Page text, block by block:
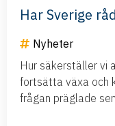
Har Sverige
Nyheter
Hur säkerställer vi
fortsätta växa och
frågan präglade